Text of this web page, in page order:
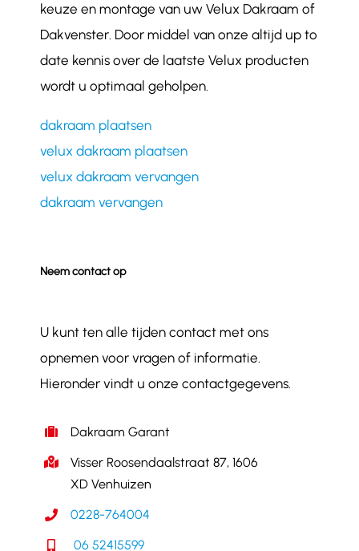
keuze en montage van uw Velux Dakraam of
Dakvenster. Door middel van onze altijd up to
date kennis over de laatste Velux producten
wordt u optimaal geholpen.
dakraam plaatsen
velux dakraam plaatsen
velux dakraam vervangen
dakraam vervangen
Neem contact op
U kunt ten alle tijden contact met ons
opnemen voor vragen of informatie.
Hieronder vindt u onze contactgegevens.
Dakraam Garant
Visser Roosendaalstraat 87, 1606
XD Venhuizen
0228-764004
06 52415599